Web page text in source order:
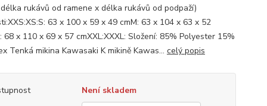
rukávů od ramene x délka rukávů od podpaží)
63 x 100 x 59 x 49 cmM: 63 x 104 x 63 x 52
68 x 110 x 69 x 57 cmXXL:XXXL: Složení: 85% Polyester 15%
Tenká mikina Kawasaki K mikině Kawas... celý popis
Není skladem